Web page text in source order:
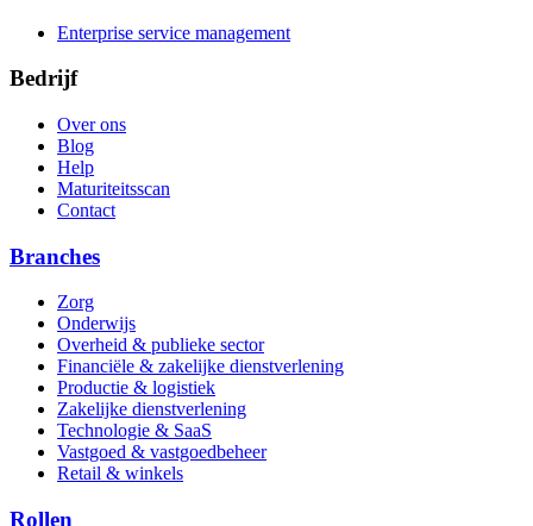
Enterprise service management
Bedrijf
Over ons
Blog
Help
Maturiteitsscan
Contact
Branches
Zorg
Onderwijs
Overheid & publieke sector
Financiële & zakelijke dienstverlening
Productie & logistiek
Zakelijke dienstverlening
Technologie & SaaS
Vastgoed & vastgoedbeheer
Retail & winkels
Rollen